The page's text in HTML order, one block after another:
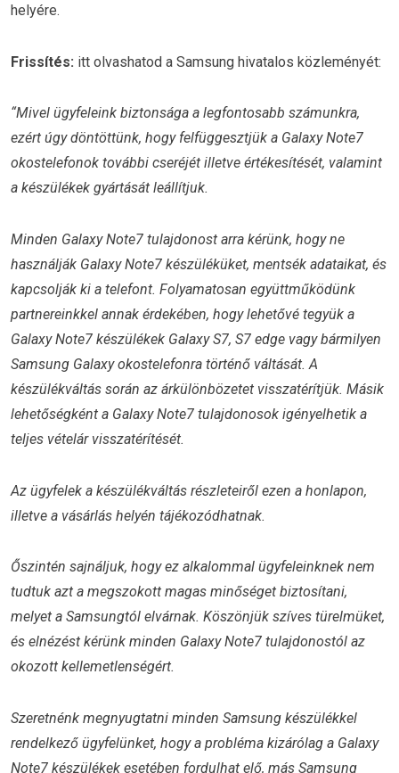
helyére.
Frissítés: itt olvashatod a Samsung hivatalos közleményét:
“Mivel ügyfeleink biztonsága a legfontosabb számunkra,
ezért úgy döntöttünk, hogy felfüggesztjük a Galaxy Note7
okostelefonok további cseréjét illetve értékesítését, valamint
a készülékek gyártását leállítjuk.
Minden Galaxy Note7 tulajdonost arra kérünk, hogy ne
használják Galaxy Note7 készüléküket, mentsék adataikat, és
kapcsolják ki a telefont. Folyamatosan együttműködünk
partnereinkkel annak érdekében, hogy lehetővé tegyük a
Galaxy Note7 készülékek Galaxy S7, S7 edge vagy bármilyen
Samsung Galaxy okostelefonra történő váltását. A
készülékváltás során az árkülönbözetet visszatérítjük. Másik
lehetőségként a Galaxy Note7 tulajdonosok igényelhetik a
teljes vételár visszatérítését.
Az ügyfelek a készülékváltás részleteiről ezen a honlapon,
illetve a vásárlás helyén tájékozódhatnak.
Őszintén sajnáljuk, hogy ez alkalommal ügyfeleinknek nem
tudtuk azt a megszokott magas minőséget biztosítani,
melyet a Samsungtól elvárnak. Köszönjük szíves türelmüket,
és elnézést kérünk minden Galaxy Note7 tulajdonostól az
okozott kellemetlenségért.
Szeretnénk megnyugtatni minden Samsung készülékkel
rendelkező ügyfelünket, hogy a probléma kizárólag a Galaxy
Note7 készülékek esetében fordulhat elő, más Samsung